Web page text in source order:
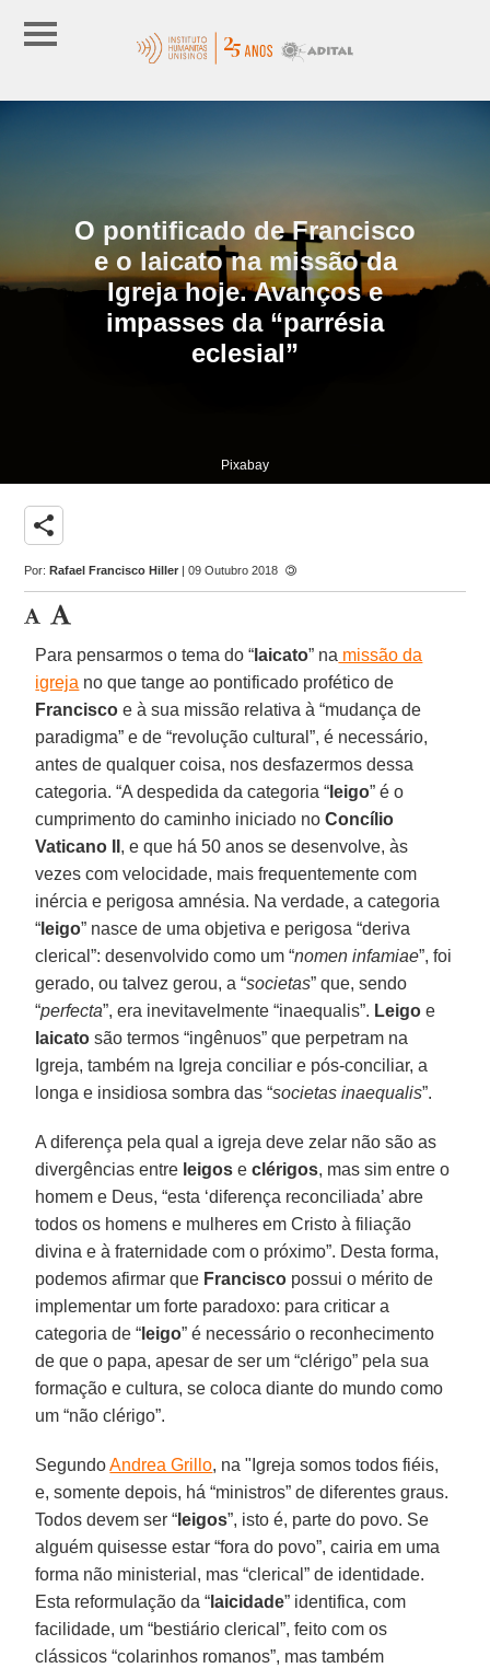
O pontificado de Francisco
e o laicato na missão da
Igreja hoje. Avanços e
impasses da “parrésia
eclesial”
Pixabay
share
Por:Rafael Francisco Hiller | 09 Outubro 2018
Para pensarmos o tema do “ laicato” na missão da
igreja no que tange ao pontificado profético de
Francisco e à sua missão relativa à “mudança de
paradigma” e de “revolução cultural”, é necessário,
antes de qualquer coisa, nos desfazermos dessa
categoria. “A despedida da categoria “ leigo” é o
cumprimento do caminho iniciado noConcílio
Vaticano II , e que há 50 anos se desenvolve, às
vezes com velocidade, mais frequentemente com
inércia e perigosa amnésia. Na verdade, a categoria
“ leigo” nasce de uma objetiva e perigosa “deriva
clerical”: desenvolvido como um “nomen infamiae”, foi
gerado, ou talvez gerou, a “societas” que, sendo
“perfecta”, era inevitavelmente “inaequalis”. Leigo e
laicato são termos “ingênuos” que perpetram na
Igreja, também na Igreja conciliar e pós-conciliar, a
longa e insidiosa sombra das “societas inaequalis”.
A diferença pela qual a igreja deve zelar não são as
divergências entre leigos eclérigos, mas sim entre o
homem e Deus, “esta ‘diferença reconciliada’ abre
todos os homens e mulheres em Cristo à filiação
divina e à fraternidade com o próximo”. Desta forma,
podemos afirmar que Francisco possui o mérito de
implementar um forte paradoxo: para criticar a
categoria de “ leigo” é necessário o reconhecimento
de que o papa, apesar de ser um “clérigo” pela sua
formação e cultura, se coloca diante do mundo como
um “não clérigo”.
SegundoAndrea Grillo, na "Igreja somos todos fiéis,
e, somente depois, há “ministros” de diferentes graus.
Todos devem ser “ leigos”, isto é, parte do povo. Se
alguém quisesse estar “fora do povo”, cairia em uma
forma não ministerial, mas “clerical” de identidade.
Esta reformulação da “ laicidade” identifica, com
facilidade, um “bestiário clerical”, feito com os
clássicos “colarinhos romanos”, mas também